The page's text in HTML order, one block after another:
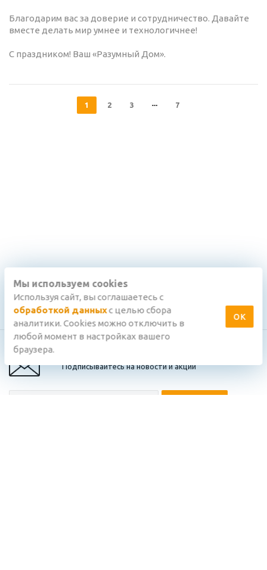
Благодарим вас за доверие и сотрудничество. Давайте
вместе делать мир умнее и технологичнее!
С праздником! Ваш «Разумный Дом».
1 2 3 7
Подписывайтесь на новости и акции
Мы используем cookies
Используя сайт, вы соглашаетесь с
обработкой данныхс целью сбора
аналитики. Cookies можно отключить в
любой момент в настройках вашего
браузера.
ОК